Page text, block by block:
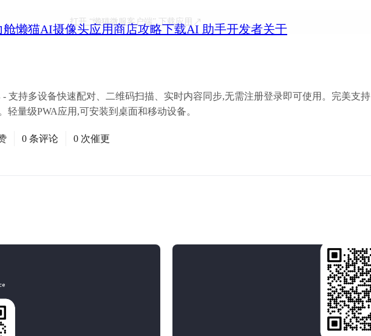
舱懒猫AI摄像头应用商店攻略下载AI 助手开发者关于
打开 “懒猫微服客户端”下载应用
- 支持多设备快速配对、二维码扫描、实时内容同步,无需注册登录即可使用。完美支持
量级PWA应用,可安装到桌面和移动设备。
0 条评论 0 次催更